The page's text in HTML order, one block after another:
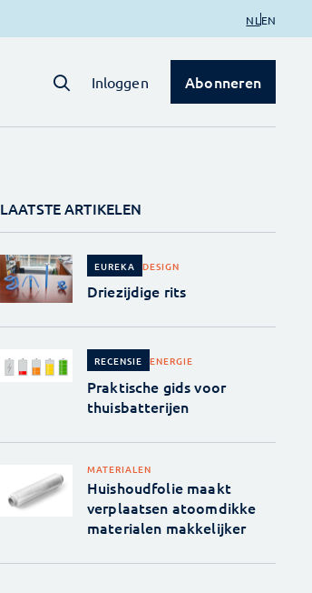
NL EN
Inloggen Abonneren
LAATSTE ARTIKELEN
EUREKA DESIGN
Driezijdige rits
RECENSIE ENERGIE
Praktische gids voor
thuisbatterijen
MATERIALEN
Huishoudfolie maakt
verplaatsen atoomdikke
materialen makkelijker